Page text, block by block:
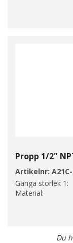
Propp 1/2"
Artikelnr:
Gänga storlek 1:
Material:
Du